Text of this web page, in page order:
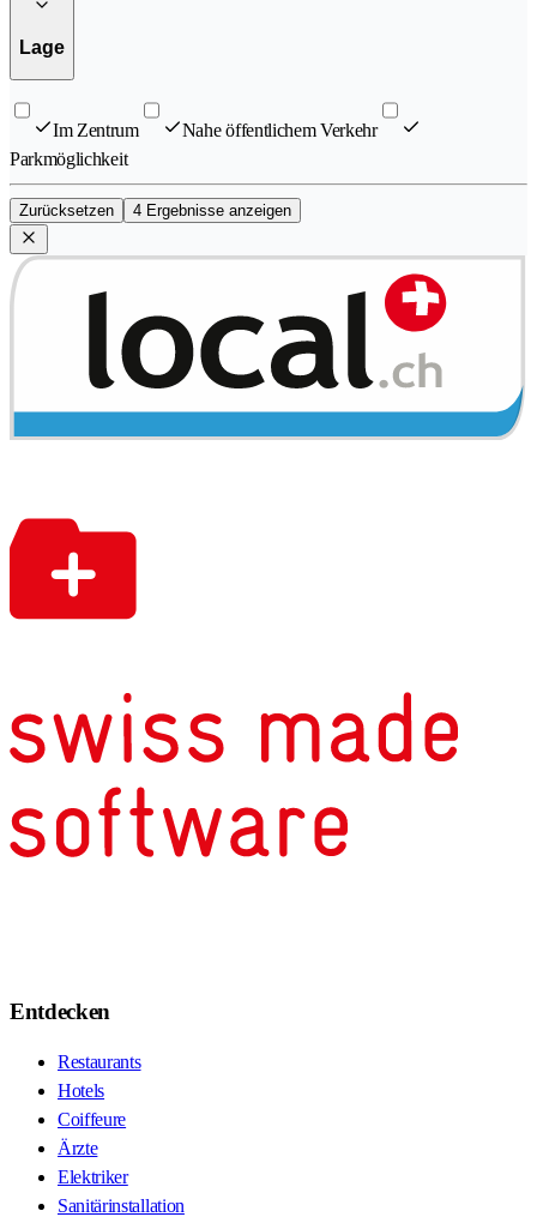
Lage
Im Zentrum
Nahe öffentlichem Verkehr
Parkmöglichkeit
Zurücksetzen 4 Ergebnisse anzeigen
Entdecken
Restaurants
Hotels
Coiffeure
Ärzte
Elektriker
Sanitärinstallation